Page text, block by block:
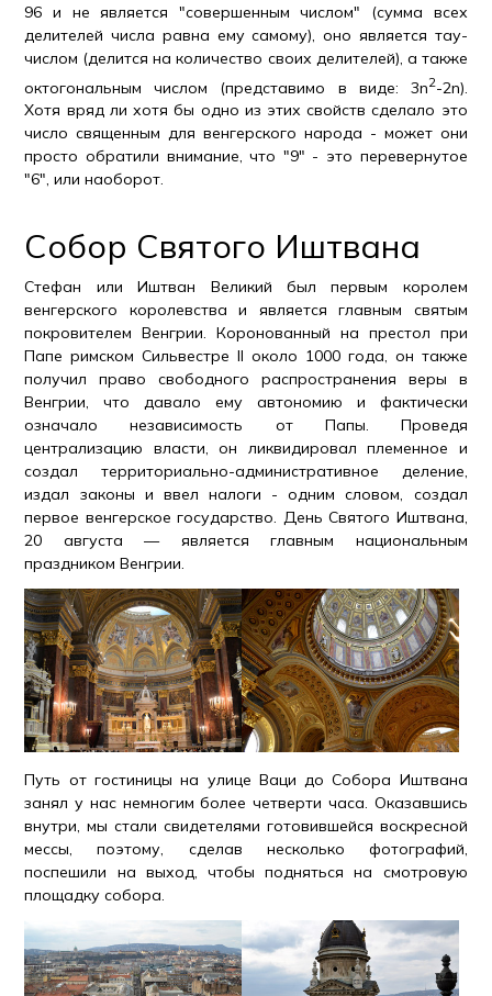
96 и не является "совершенным числом" (сумма всех
делителей числа равна ему самому), оно является тау-
числом (делится на количество своих делителей), а также
октогональным числом (представимо в виде: 3n2-2n).
Хотя вряд ли хотя бы одно из этих свойств сделало это
число священным для венгерского народа - может они
просто обратили внимание, что "9" - это перевернутое
"6", или наоборот.
Собор Святого Иштвана
Стефан или Иштван Великий был первым королем
венгерского королевства и является главным святым
покровителем Венгрии. Коронованный на престол при
Папе римском Сильвестре II около 1000 года, он также
получил право свободного распространения веры в
Венгрии, что давало ему автономию и фактически
означало независимость от Папы. Проведя
централизацию власти, он ликвидировал племенное и
создал территориально-административное деление,
издал законы и ввел налоги - одним словом, создал
первое венгерское государство. День Святого Иштвана,
20 августа — является главным национальным
праздником Венгрии.
Путь от гостиницы на улице Ваци до Собора Иштвана
занял у нас немногим более четверти часа. Оказавшись
внутри, мы стали свидетелями готовившейся воскресной
мессы, поэтому, сделав несколько фотографий,
поспешили на выход, чтобы подняться на смотровую
площадку собора.